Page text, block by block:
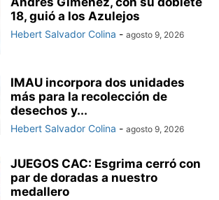
18, guió a los Azulejos
Hebert Salvador Colina - agosto 9, 2026
IMAU incorpora dos unidades
más para la recolección de
desechos y...
Hebert Salvador Colina - agosto 9, 2026
JUEGOS CAC: Esgrima cerró con
par de doradas a nuestro
medallero